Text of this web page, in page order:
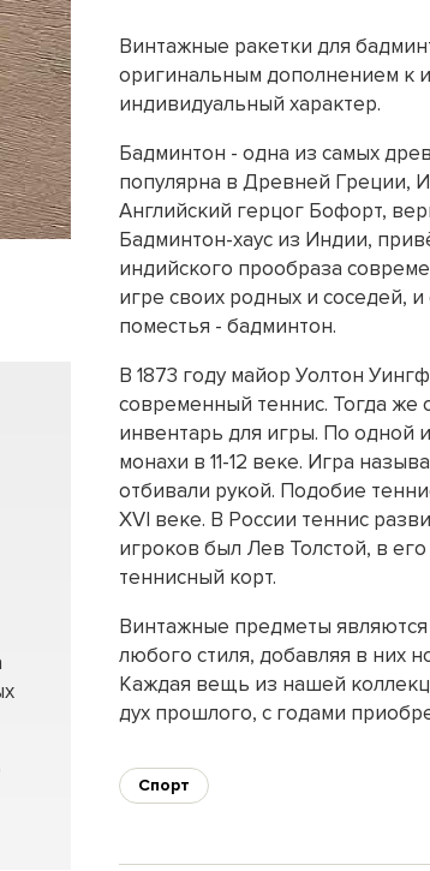
Винтажные ракетки для
оригинальным дополнением к
индивидуальный характер.
Бадминтон - одна из самых
популярна в Древней Греции,
Английский герцог Бофорт,
Бадминтон-хаус из Индии,
индийского прообраза
игре своих родных и соседей,
поместья - бадминтон.
В 1873 году майор Уолтон
современный теннис. Тогда же
инвентарь для игры. По одной
монахи в 11-12 веке. Игра
отбивали рукой. Подобие
XVI веке. В России теннис
игроков был Лев Толстой, в
теннисный корт.
Винтажные предметы
любого стиля, добавляя в них
Каждая вещь из нашей
дух прошлого, с годами
Спорт